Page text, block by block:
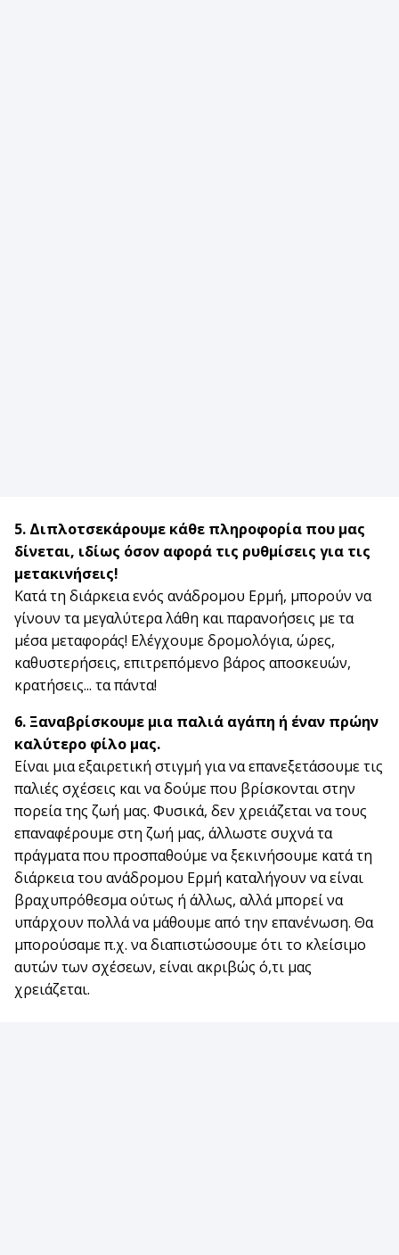
5. Διπλοτσεκάρουμε κάθε πληροφορία που μας
δίνεται, ιδίως όσον αφορά τις ρυθμίσεις για τις
μετακινήσεις!
Κατά τη διάρκεια ενός ανάδρομου Ερμή, μπορούν να
γίνουν τα μεγαλύτερα λάθη και παρανοήσεις με τα
μέσα μεταφοράς! Ελέγχουμε δρομολόγια, ώρες,
καθυστερήσεις, επιτρεπόμενο βάρος αποσκευών,
κρατήσεις... τα πάντα!
6. Ξαναβρίσκουμε μια παλιά αγάπη ή έναν πρώην
καλύτερο φίλο μας.
Είναι μια εξαιρετική στιγμή για να επανεξετάσουμε τις
παλιές σχέσεις και να δούμε που βρίσκονται στην
πορεία της ζωή μας. Φυσικά, δεν χρειάζεται να τους
επαναφέρουμε στη ζωή μας, άλλωστε συχνά τα
πράγματα που προσπαθούμε να ξεκινήσουμε κατά τη
διάρκεια του ανάδρομου Ερμή καταλήγουν να είναι
βραχυπρόθεσμα ούτως ή άλλως, αλλά μπορεί να
υπάρχουν πολλά να μάθουμε από την επανένωση. Θα
μπορούσαμε π.χ. να διαπιστώσουμε ότι το κλείσιμο
αυτών των σχέσεων, είναι ακριβώς ό,τι μας
χρειάζεται.